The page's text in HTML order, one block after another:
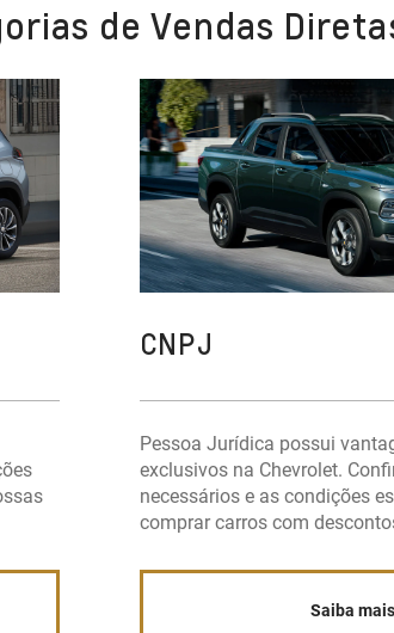
de Vendas
CNPJ
Pessoa Jurídica possui
exclusivos na Chevrolet.
necessários e as condições
comprar carros com
Saiba mais